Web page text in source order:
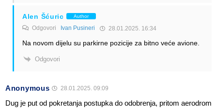
Alen Šćuric Author
Odgovori Ivan Pusineri 28.01.2025. 16:34
Na novom dijelu su parkirne pozicije za bitno veće avione.
Odgovori
Anonymous 28.01.2025. 09:09
Dug je put od pokretanja postupka do odobrenja, pritom aerodrom